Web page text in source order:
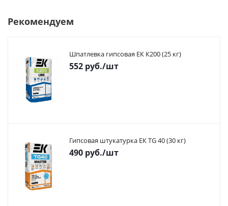
Рекомендуем
Шпатлевка гипсовая ЕК К200 (25 кг)
552 руб./шт
Гипсовая штукатурка ЕК TG 40 (30 кг)
490 руб./шт